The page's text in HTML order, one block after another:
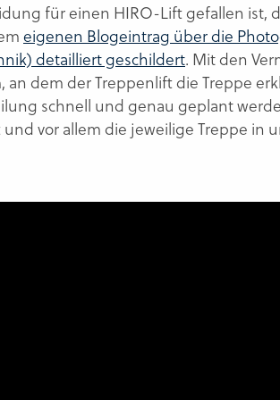
für einen HIRO-Lift gefallen ist,
eigenen Blogeintrag über die
detailliert geschildert. Mit den
an dem der Treppenlift die Treppe
schnell und genau geplant
vor allem die jeweilige Treppe in